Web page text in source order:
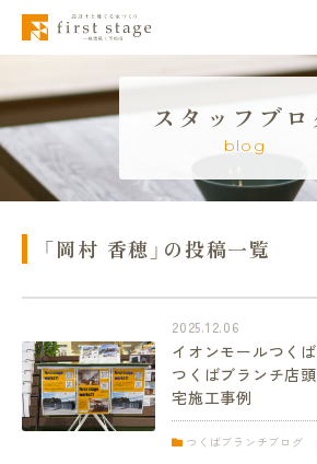
スタッフブロ
blog
「岡村 香穂」の投稿一覧
2025.12.06
イオンモールつく
つくばブランチ店
宅施工事例
つくばブランチブログ